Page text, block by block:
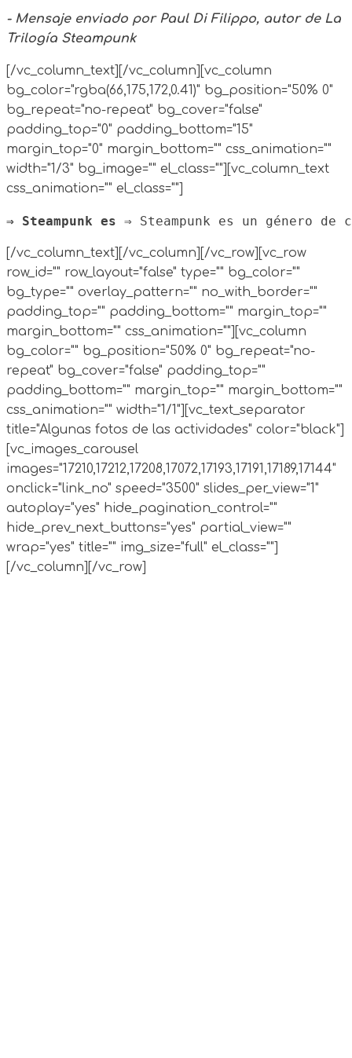
- Mensaje enviado por Paul Di Filippo, autor de La
Trilogía Steampunk
[/vc_column_text][/vc_column][vc_column
bg_color="rgba(66,175,172,0.41)" bg_position="50% 0"
bg_repeat="no-repeat" bg_cover="false"
padding_top="0" padding_bottom="15"
margin_top="0" margin_bottom="" css_animation=""
width="1/3" bg_image="" el_class=""][vc_column_text
css_animation="" el_class=""]
⇒ Steampunk es ⇒ Steampunk es un género
[/vc_column_text][/vc_column][/vc_row][vc_row
row_id="" row_layout="false" type="" bg_color=""
bg_type="" overlay_pattern="" no_with_border=""
padding_top="" padding_bottom="" margin_top=""
margin_bottom="" css_animation=""][vc_column
bg_color="" bg_position="50% 0" bg_repeat="no-
repeat" bg_cover="false" padding_top=""
padding_bottom="" margin_top="" margin_bottom=""
css_animation="" width="1/1"][vc_text_separator
title="Algunas fotos de las actividades" color="black"]
[vc_images_carousel
images="17210,17212,17208,17072,17193,17191,17189,17144"
onclick="link_no" speed="3500" slides_per_view="1"
autoplay="yes" hide_pagination_control=""
hide_prev_next_buttons="yes" partial_view=""
wrap="yes" title="" img_size="full" el_class=""]
[/vc_column][/vc_row]